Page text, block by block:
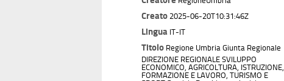
Creato 2025-06-20T10:31:46Z
Lingua IT-IT
Titolo Regione Umbria Giunta Regionale
DIREZIONE REGIONALE SVILUPPO
ECONOMICO, AGRICOLTURA, ISTRUZIONE,
FORMAZIONE E LAVORO, TURISMO E